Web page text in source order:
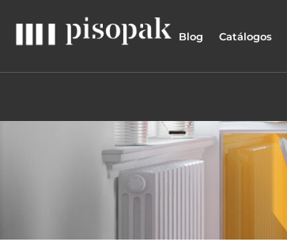
Blog Catálogos